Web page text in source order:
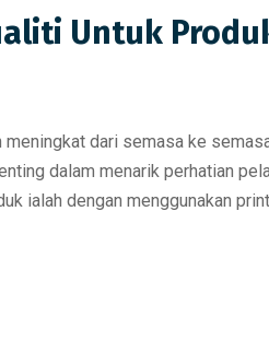
Untuk
dari semasa ke
dalam menarik perhatian
ialah dengan menggunakan